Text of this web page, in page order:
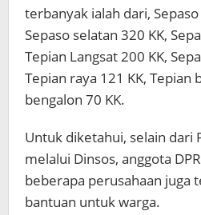
terbanyak ialah dari,
Sepaso selatan 320 KK,
Tepian Langsat 200 KK,
Tepian raya 121 KK, Tepian
bengalon 70 KK.
Untuk diketahui, selain dari
melalui Dinsos, anggota
beberapa perusahaan juga
bantuan untuk warga.